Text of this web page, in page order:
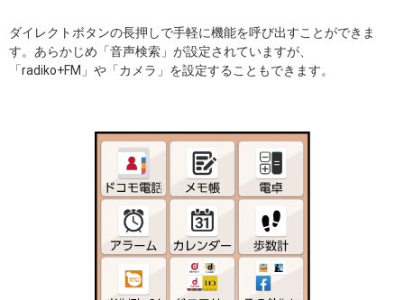
ダイレクトボタンの長押しで手軽に機能を呼び出すことができま
す。あらかじめ「音声検索」が設定されていますが、
「radiko+FM」や「カメラ」を設定することもできます。